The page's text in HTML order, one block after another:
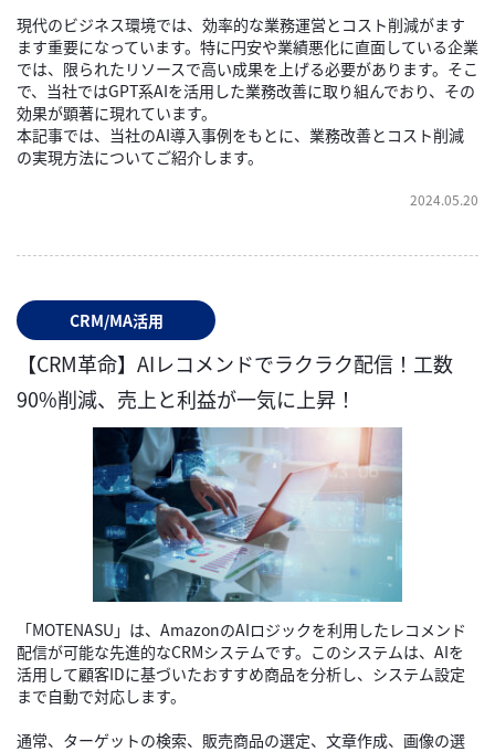
現代のビジネス環境では、効率的な業務運営とコスト削減がます
ます重要になっています。特に円安や業績悪化に直面している企業
では、限られたリソースで高い成果を上げる必要があります。そこ
で、当社ではGPT系AIを活用した業務改善に取り組んでおり、その
効果が顕著に現れています。
本記事では、当社のAI導入事例をもとに、業務改善とコスト削減
の実現方法についてご紹介します。
2024.05.20
CRM/MA活用
【CRM革命】AIレコメンドでラクラク配信！工数
90%削減、売上と利益が一気に上昇！
「MOTENASU」は、AmazonのAIロジックを利用したレコメンド
配信が可能な先進的なCRMシステムです。このシステムは、AIを
活用して顧客IDに基づいたおすすめ商品を分析し、システム設定
まで自動で対応します。
通常、ターゲットの検索、販売商品の選定、文章作成、画像の選